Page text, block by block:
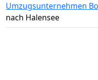
Umzugsunternehmen
nach Halensee